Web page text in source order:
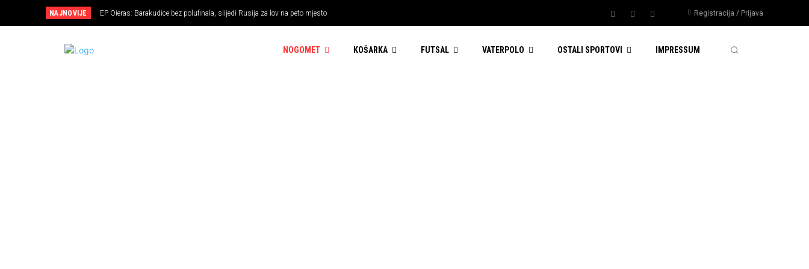
NAJNOVIJE EP Oieras: Barakudice bez polufinala, slijedi Rusija za lov na peto mjesto Registracija / Prijava
NOGOMET KOŠARKA FUTSAL VATERPOLO OSTALI SPORTOVI IMPRESSUM